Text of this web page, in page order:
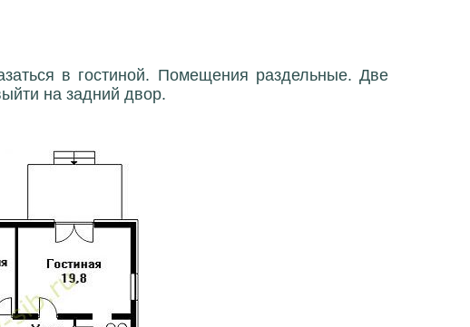
в гостиной. Помещения раздельные. Две
на задний двор.